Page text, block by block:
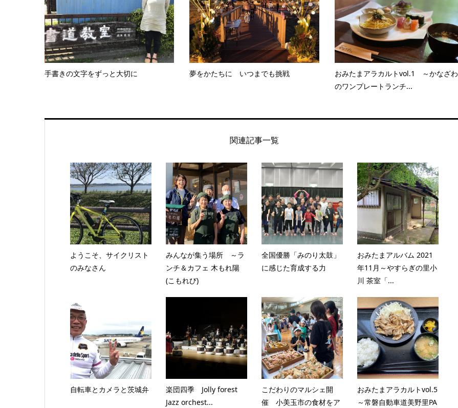
手書きの文字をずっと大切に 夢をかたちに いつまでも挑戦
おみたまアラカルトvol.1 ～かなざわ
のワンプレートランチ...
関連記事一覧
ようこそ、サイクリスト
のみなさん
みんなが集う場所 ～ラ
ンチ＆カフェ 木もれ陽
(こもれび)
全国優勝「みのり太鼓」
に感じた育成する力
おみたまアルバム 2021
年11月～やすらぎの里小
川 茶室「...
自転車とカメラと茨城弁
楽団四季 Jolly forest
Jazz orchest...
こだわりのマルシェ開
催 小美玉市の食材をア
おみたまアラカルトvol.5
～常磐自動車道美野里PA